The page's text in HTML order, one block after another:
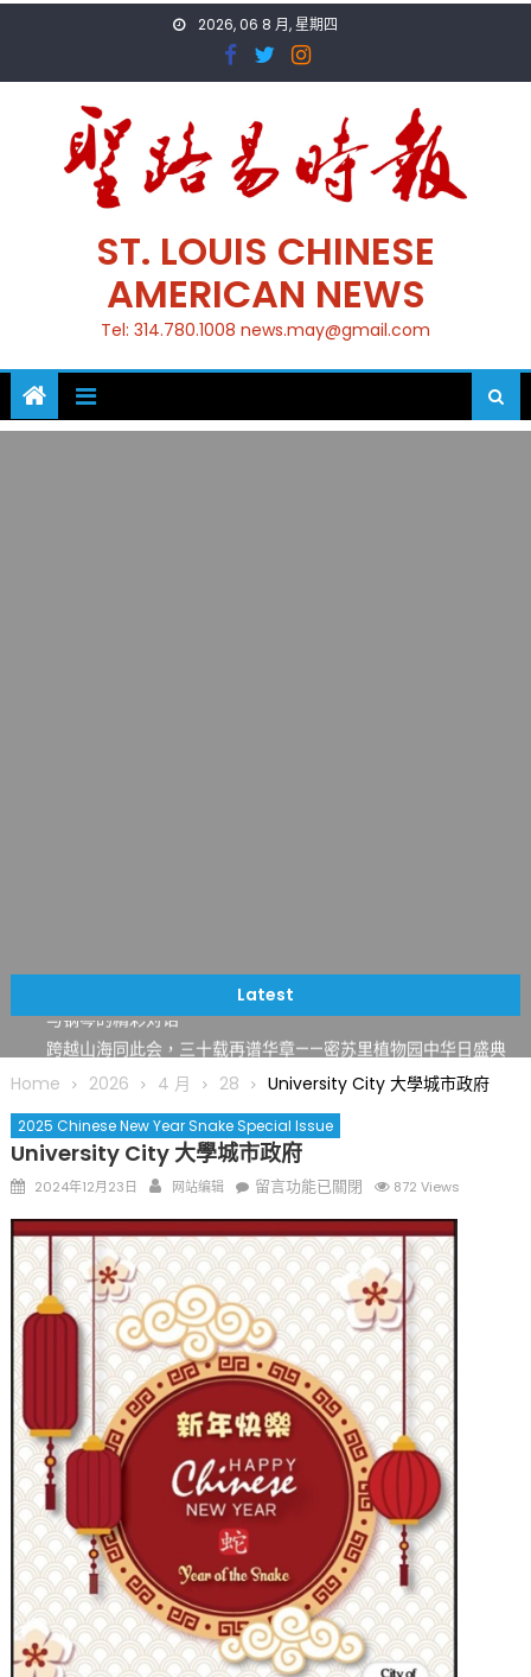
2026, 06 8 月, 星期四
ST. LOUIS CHINESE
AMERICAN NEWS
Tel: 314.780.1008 news.may@gmail.com
Latest
筝声与琴韵交汇：刘励(Li Statler)与钢琴家Darek演绎一场古筝
与钢琴的精彩对话
跨越山海同此会，三十载再谱华章——密苏里植物园中华日盛典
圣路易龙舟俱乐部5月16日龙舟体验日 邀请各界亲身体验划行乐
趣 + 水上竞速魅力
三十二载跨越时空的相逢
执掌密苏里植物园近四十年 致力推动全球植物多样性研究与中美
合作 Peter Raven 博士逝世 享年89岁
一晃三十年，初夏又相逢。中华日，等你来赴约 —— 密苏里植物
园“中华日三十周年特别报道（五）
筝声与琴韵交汇：刘励(Li Statler)与钢琴家Darek演绎一场古筝
与钢琴的精彩对话
Home 2026 4 月 28 University City 大學城市政府
2025 Chinese New Year Snake Special Issue
University City 大學城市政府
Posted
2024年12月23日 Author
网站编辑
在
City
大
學
城
市
政
府〉
中
留言功能已關閉 872 Views